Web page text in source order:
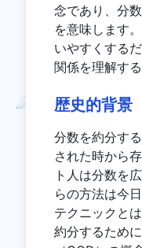
念であり、分
を意味します
いやすくする
関係を理解す
歴史的背景
分数を約分す
された時から
ト人は分数を
らの方法は今
テクニックと
約分するため